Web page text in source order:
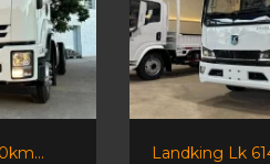
Landking Lk